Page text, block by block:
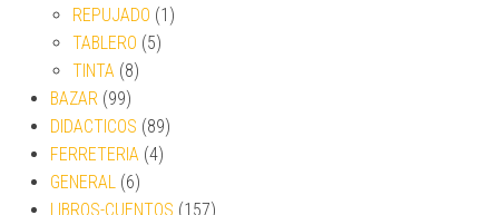
REPUJADO (1)
TABLERO (5)
TINTA (8)
BAZAR (99)
DIDACTICOS (89)
FERRETERIA (4)
GENERAL (6)
LIBROS-CUENTOS (157)